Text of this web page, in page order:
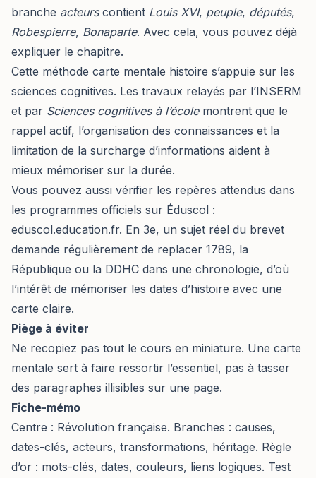
branche acteurscontient Louis XVI, peuple, députés,
Robespierre, Bonaparte. Avec cela, vous pouvez déjà
expliquer le chapitre.
Cette méthode carte mentale histoire s’appuie sur les
sciences cognitives. Les travaux relayés par l’INSERM
et par Sciences cognitives à l’écolemontrent que le
rappel actif, l’organisation des connaissances et la
limitation de la surcharge d’informations aident à
mieux mémoriser sur la durée.
Vous pouvez aussi vérifier les repères attendus dans
les programmes officiels sur Éduscol :
eduscol.education.fr. En 3e, un sujet réel du brevet
demande régulièrement de replacer 1789, la
République ou la DDHC dans une chronologie, d’où
l’intérêt de mémoriser les dates d’histoire avec une
carte claire.
Piège à éviter
Ne recopiez pas tout le cours en miniature. Une carte
mentale sert à faire ressortir l’essentiel, pas à tasser
des paragraphes illisibles sur une page.
Fiche-mémo
Centre : Révolution française. Branches : causes,
dates-clés, acteurs, transformations, héritage. Règle
d’or : mots-clés, dates, couleurs, liens logiques. Test